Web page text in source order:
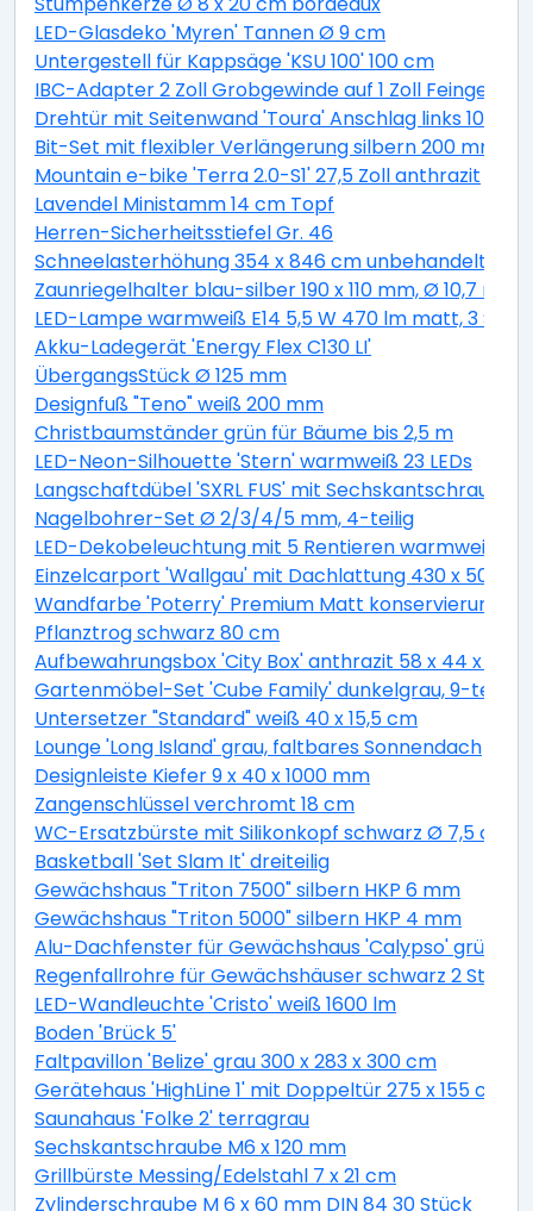
LED-Glasdeko 'Myren' Tannen Ø 9 cm
Untergestell für Kappsäge 'KSU 100' 100 cm
IBC-Adapter 2 Zoll Grobgewinde auf 1 Zoll
Drehtür mit Seitenwand 'Toura' Anschlag links 100 x
Bit-Set mit flexibler Verlängerung silbern 200 mm 11-
Mountain e-bike 'Terra 2.0-S1' 27,5 Zoll anthrazit
Lavendel Ministamm 14 cm Topf
Herren-Sicherheitsstiefel Gr. 46
Schneelasterhöhung 354 x 846 cm unbehandelt 6
Zaunriegelhalter blau-silber 190 x 110 mm, Ø 10,7 mm
LED-Lampe warmweiß E14 5,5 W 470 lm matt, 3
Akku-Ladegerät 'Energy Flex C130 LI'
ÜbergangsStück Ø 125 mm
Designfuß "Teno" weiß 200 mm
Christbaumständer grün für Bäume bis 2,5 m
LED-Neon-Silhouette 'Stern' warmweiß 23 LEDs
Langschaftdübel 'SXRL FUS' mit Sechskantschraube,
Nagelbohrer-Set Ø 2/3/4/5 mm, 4-teilig
LED-Dekobeleuchtung mit 5 Rentieren warmweiß
Einzelcarport 'Wallgau' mit Dachlattung 430 x 500
Wandfarbe 'Poterry' Premium Matt
Pflanztrog schwarz 80 cm
Aufbewahrungsbox 'City Box' anthrazit 58 x 44 x 55
Gartenmöbel-Set 'Cube Family' dunkelgrau, 9-teilig
Untersetzer "Standard" weiß 40 x 15,5 cm
Lounge 'Long Island' grau, faltbares Sonnendach
Designleiste Kiefer 9 x 40 x 1000 mm
Zangenschlüssel verchromt 18 cm
WC-Ersatzbürste mit Silikonkopf schwarz Ø 7,5 cm
Basketball 'Set Slam It' dreiteilig
Gewächshaus "Triton 7500" silbern HKP 6 mm
Gewächshaus "Triton 5000" silbern HKP 4 mm
Alu-Dachfenster für Gewächshaus 'Calypso' grün
Regenfallrohre für Gewächshäuser schwarz 2 Stück
LED-Wandleuchte 'Cristo' weiß 1600 lm
Boden 'Brück 5'
Faltpavillon 'Belize' grau 300 x 283 x 300 cm
Gerätehaus 'HighLine 1' mit Doppeltür 275 x 155 cm
Saunahaus 'Folke 2' terragrau
Sechskantschraube M6 x 120 mm
Grillbürste Messing/Edelstahl 7 x 21 cm
Zylinderschraube M 6 x 60 mm DIN 84 30 Stück